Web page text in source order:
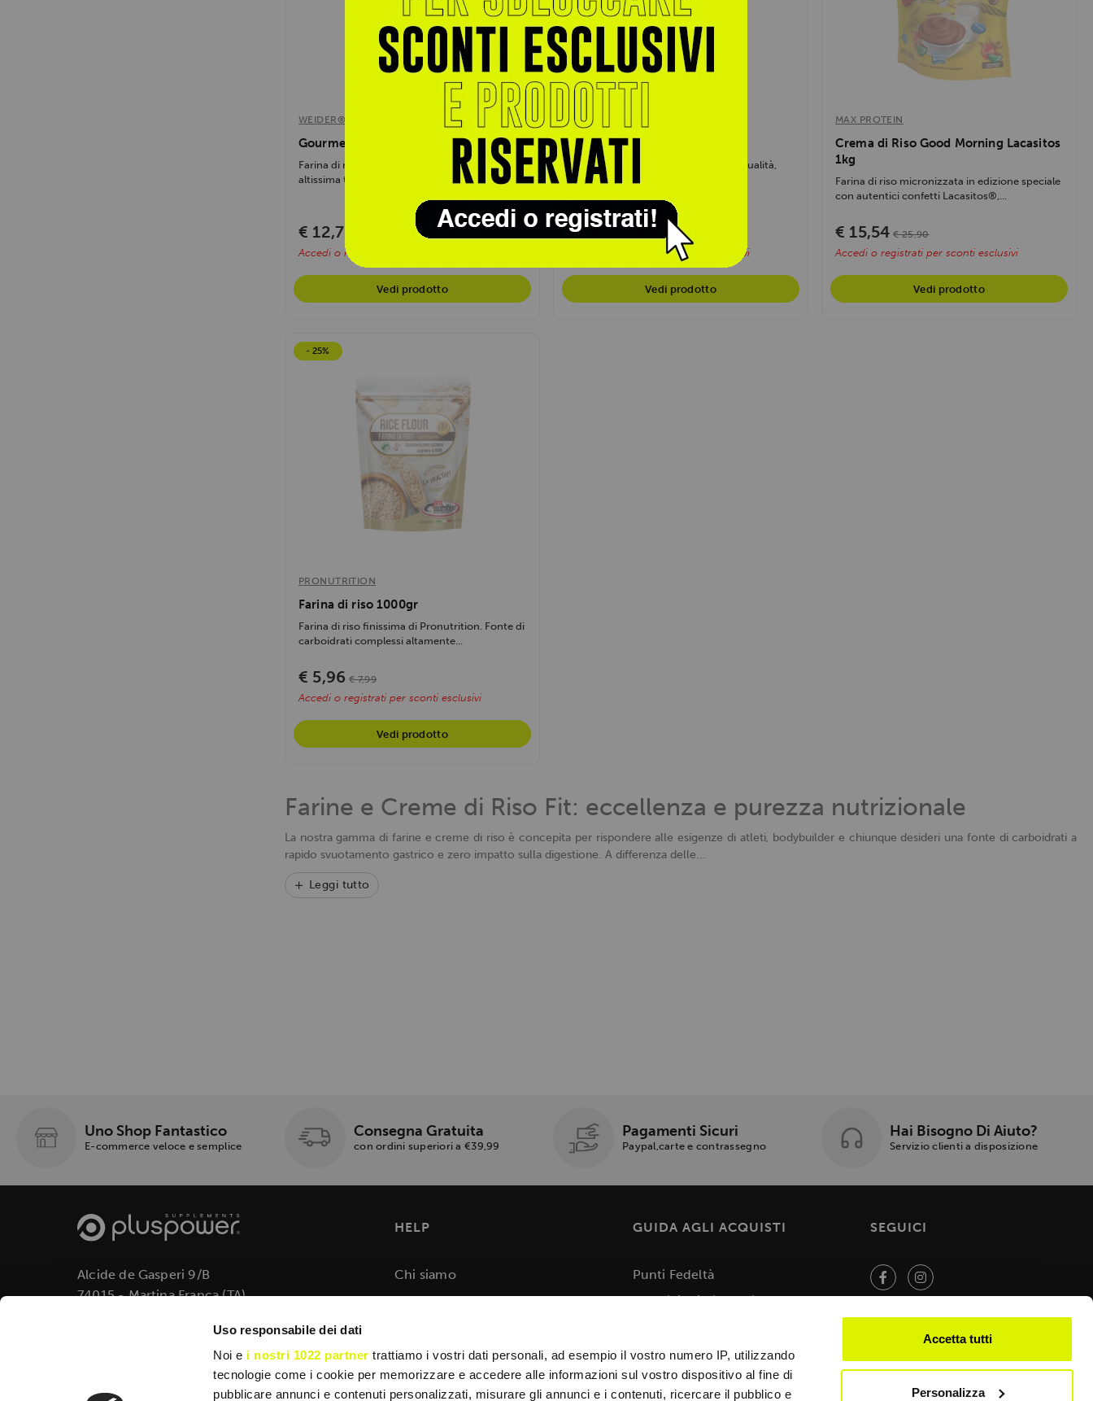
Uso responsabile dei dati
Noi e i nostri 1022 partner trattiamo i vostri dati personali, ad esempio il vostro numero IP, utilizzando
tecnologie come i cookie per memorizzare e accedere alle informazioni sul vostro dispositivo al fine di
pubblicare annunci e contenuti personalizzati, misurare gli annunci e i contenuti, ricercare il pubblico e
Accetta tutti
Personalizza
WEIDER®
Gourmet Rice Flour 1kg
Farina di riso istantanea di qualità gourmet ad
altissima tollerabilità...
€ 12,72
Accedi o registrati per sconti esclusivi
Vedi prodotto
YAMAMOTO NUTRITION
Rice Cream 1kg
Farina di riso istantanea di altissima qualità,
ideale per preparare deliziose...
€ 19,99
Accedi o registrati per sconti esclusivi
Vedi prodotto
MAX PROTEIN
Crema di Riso Good Morning Lacasitos
1kg
Farina di riso micronizzata in edizione speciale
con autentici confetti Lacasitos®,...
€ 15,54 € 25,90
Accedi o registrati per sconti esclusivi
Vedi prodotto
- 25%
PRONUTRITION
Farina di riso 1000gr
Farina di riso finissima di Pronutrition. Fonte di
carboidrati complessi altamente...
€ 5,96 € 7,99
Accedi o registrati per sconti esclusivi
Vedi prodotto
Farine e Creme di Riso Fit: eccellenza e purezza nutrizionale
La nostra gamma di farine e creme di riso è concepita per rispondere alle esigenze di atleti, bodybuilder e chiunque desideri una fonte di carboidrati a
rapido svuotamento gastrico e zero impatto sulla digestione. A differenza delle...
Leggi tutto
Uno Shop Fantastico
E-commerce veloce e semplice
Consegna Gratuita
con ordini superiori a €39,99
Pagamenti Sicuri
Paypal,carte e contrassegno
Hai Bisogno Di Aiuto?
Servizio clienti a disposizione
Alcide de Gasperi 9/B
74015 - Martina Franca (TA)
HELP
Chi siamo
Blog
Rivenditori
GUIDA AGLI ACQUISTI
Punti Fedeltà
Condizioni di Vendita
Privacy
Cookie
SEGUICI